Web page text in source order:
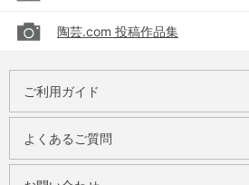
陶芸.com 投稿作品集
ご利用ガイド
よくあるご質問